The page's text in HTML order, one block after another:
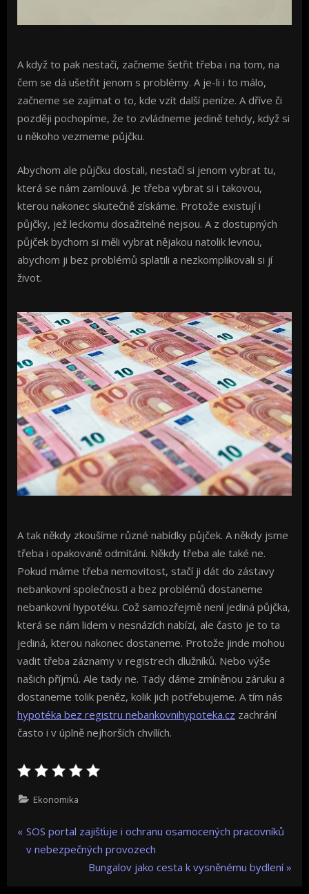
A když to pak nestačí, začneme šetřit třeba i na tom, na
čem se dá ušetřit jenom s problémy. A je-li i to málo,
začneme se zajímat o to, kde vzít další peníze. A dříve či
později pochopíme, že to zvládneme jedině tehdy, když si
u někoho vezmeme půjčku.
Abychom ale půjčku dostali, nestačí si jenom vybrat tu,
která se nám zamlouvá. Je třeba vybrat si i takovou,
kterou nakonec skutečně získáme. Protože existují i
půjčky, jež leckomu dosažitelné nejsou. A z dostupných
půjček bychom si měli vybrat nějakou natolik levnou,
abychom ji bez problémů splatili a nezkomplikovali si jí
život.
A tak někdy zkoušíme různé nabídky půjček. A někdy jsme
třeba i opakovaně odmítáni. Někdy třeba ale také ne.
Pokud máme třeba nemovitost, stačí ji dát do zástavy
nebankovní společnosti a bez problémů dostaneme
nebankovní hypotéku. Což samozřejmě není jediná půjčka,
která se nám lidem v nesnázích nabízí, ale často je to ta
jediná, kterou nakonec dostaneme. Protože jinde mohou
vadit třeba záznamy v registrech dlužníků. Nebo výše
našich příjmů. Ale tady ne. Tady dáme zmíněnou záruku a
dostaneme tolik peněz, kolik jich potřebujeme. A tím nás
hypotéka bez registru nebankovnihypoteka.cz zachrání
často i v úplně nejhorších chvílích.
Ekonomika
Navigace
P
r
SOS portal zajišťuje i ochranu osamocených pracovníků
v nebezpečných provozech
N
Bungalov jako cesta k vysněnému bydlení